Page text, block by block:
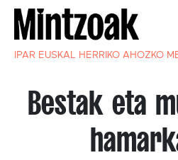
IPAR EUSKAL HERRIKO AHOZKO
Bestak eta